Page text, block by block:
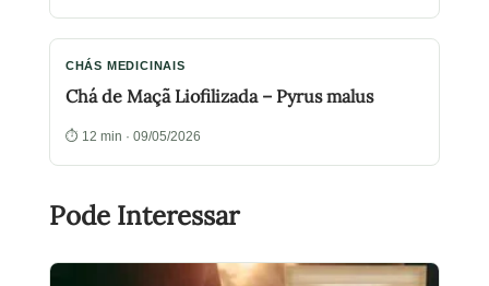
CHÁS MEDICINAIS
Chá de Maçã Liofilizada – Pyrus malus
⏱ 12 min · 09/05/2026
Pode Interessar